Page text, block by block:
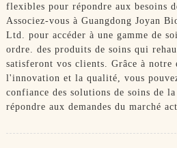
flexibles pour répondre aux besoins
Associez-vous à Guangdong Joyan
Ltd. pour accéder à une gamme de
ordre. des produits de soins qui
satisferont vos clients. Grâce à notre
l'innovation et la qualité, vous
confiance des solutions de soins de
répondre aux demandes du marché